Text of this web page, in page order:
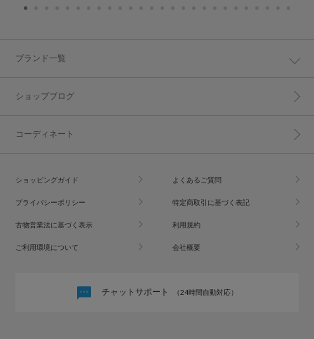
ブランド一覧
ショップブログ
コーディネート
ショッピングガイド よくあるご質問
プライバシーポリシー 特定商取引に基づく表記
古物営業法に基づく表示 利用規約
ご利用環境について 会社概要
チャットサポート （24時間自動対応）